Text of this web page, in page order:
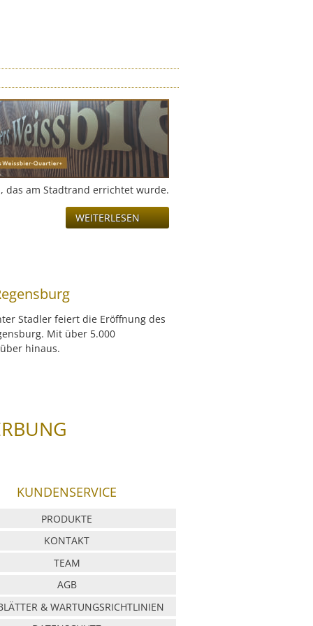
das am Stadtrand errichtet wurde.
WEITERLESEN
Stadler feiert die Eröffnung des
Mit über 5.000
hinaus.
KUNDENSERVICE
PRODUKTE
KONTAKT
TEAM
AGB
& WARTUNGSRICHTLINIEN